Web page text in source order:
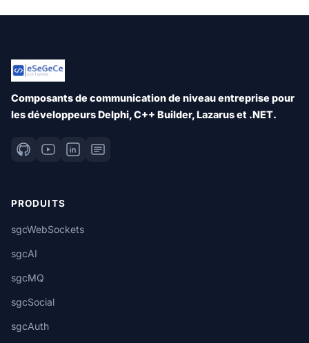
Composants de communication de niveau entreprise pour
les développeurs Delphi, C++ Builder, Lazarus et .NET.
PRODUITS
sgcWebSockets
sgcAI
sgcMQ
sgcSocial
sgcAuth